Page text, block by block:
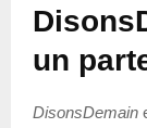
un
DisonsDemain